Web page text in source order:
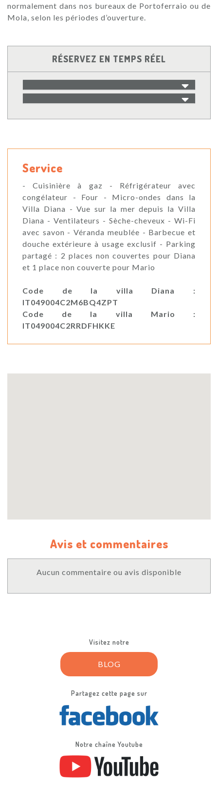
normalement dans nos bureaux de Portoferraio ou de
Mola, selon les périodes d’ouverture.
RÉSERVEZ EN TEMPS RÉEL
Service
- Cuisinière à gaz - Réfrigérateur avec
congélateur - Four - Micro-ondes dans la
Villa Diana - Vue sur la mer depuis la Villa
Diana - Ventilateurs - Sèche-cheveux - Wi-Fi
avec savon - Véranda meublée - Barbecue et
douche extérieure à usage exclusif - Parking
partagé : 2 places non couvertes pour Diana
et 1 place non couverte pour Mario
Code de la villa Diana :
IT049004C2M6BQ4ZPT
Code de la villa Mario :
IT049004C2RRDFHKKE
Avis et commentaires
Aucun commentaire ou avis disponible
Visitez notre
BLOG
Partagez cette page sur
Notre chaîne Youtube